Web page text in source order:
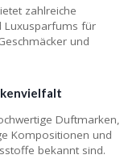
zahlreiche
Luxusparfums für
und
Duftmarken,
Kompositionen und
bekannt sind.